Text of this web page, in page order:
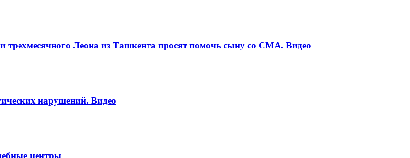
Леона из Ташкента просят помочь сыну со СМА. Видео
нарушений. Видео
центры